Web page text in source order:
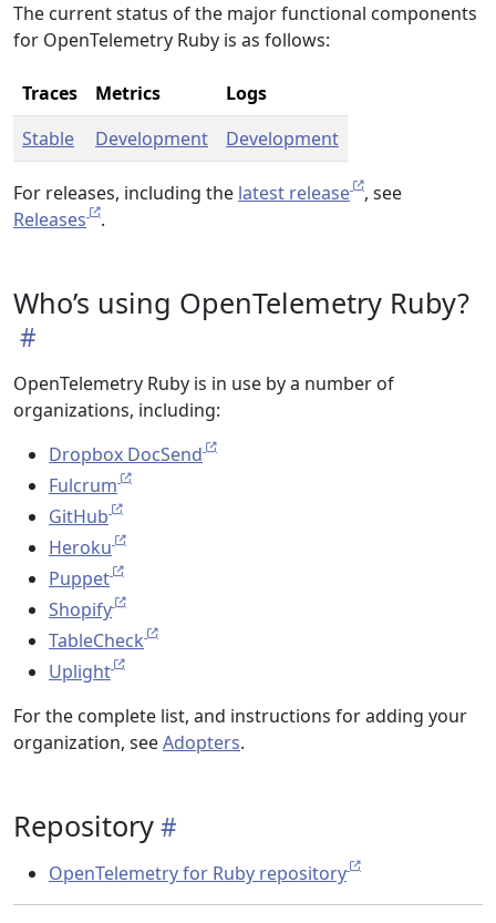
The current status of the major functional components
for OpenTelemetry Ruby is as follows:
Traces Metrics
Logs
Stable
Development Development
For releases, including the latest release
, see
Releases
.
Who’s using OpenTelemetry Ruby?
OpenTelemetry Ruby is in use by a number of
organizations, including:
Dropbox DocSend
Fulcrum
GitHub
Heroku
Puppet
Shopify
TableCheck
Uplight
For the complete list, and instructions for adding your
organization, seeAdopters.
Repository
OpenTelemetry for Ruby repository